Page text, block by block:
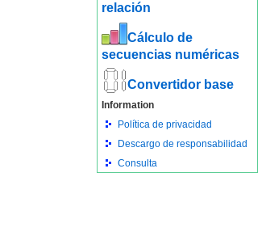
relación
Cálculo de
secuencias numéricas
Convertidor base
Information
Política de privacidad
Descargo de responsabilidad
Consulta